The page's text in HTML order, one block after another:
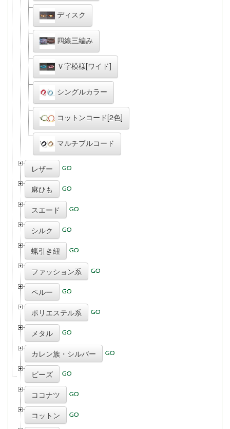
ディスク
四線三編み
Ｖ字模様[ワイド]
シングルカラー
コットンコード[2色]
マルチプルコード
レザー
麻ひも
スエード
シルク
蝋引き紐
ファッション系
ペルー
ポリエステル系
メタル
カレン族・シルバー
ビーズ
ココナツ
コットン